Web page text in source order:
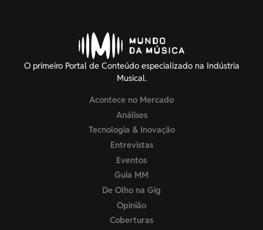
O primeiro Portal de Conteúdo especializado na Indústria
Musical.
Acontece no Mercado
Análises
Tecnologia & Inovação
Entrevistas
Eventos
Guia MM
De Olho na Gig
Opinião
Coberturas